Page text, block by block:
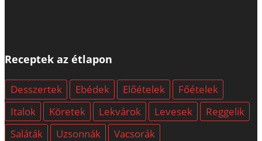
Receptek az étlapon
Desszertek Ebédek Előételek
Főételek
Italok
Köretek Lekvárok Levesek
Reggelik
Saláták
Uzsonnák Vacsorák